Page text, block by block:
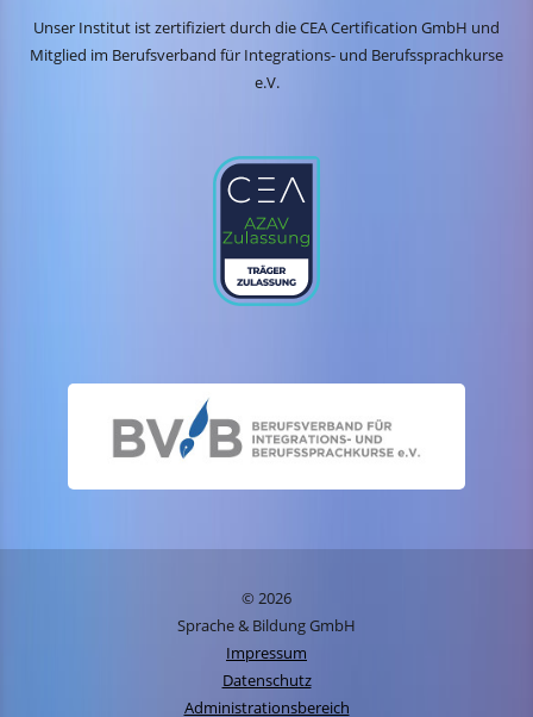
Unser Institut ist zertifiziert durch die CEA Certification GmbH und
Mitglied im Berufsverband für Integrations- und Berufssprachkurse
e.V.
© 2026
Sprache & Bildung GmbH
Impressum
Datenschutz
Administrationsbereich